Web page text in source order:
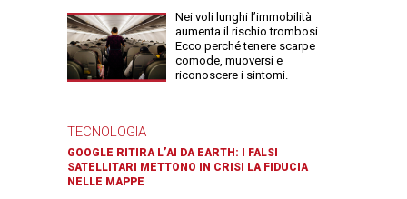
Nei voli lunghi l’immobilità
aumenta il rischio trombosi.
Ecco perché tenere scarpe
comode, muoversi e
riconoscere i sintomi.
TECNOLOGIA
GOOGLE RITIRA L’AI DA EARTH: I FALSI
SATELLITARI METTONO IN CRISI LA FIDUCIA
NELLE MAPPE